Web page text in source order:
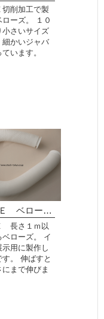
切削加工で製
ーズ。 １０
小さいサイズ
細かいジャバ
います。
ＰＴＦＥ ベローズ １ｍ
長さ１ｍ以
ベローズ。 イ
示用に製作し
す。 伸ばすと
まで伸びま